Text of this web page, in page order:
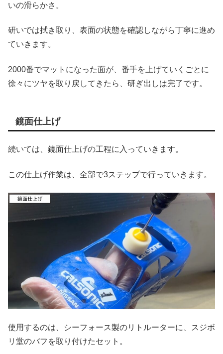
いの滑らかさ。
研いでは拭き取り、表面の状態を確認しながら丁寧に進め
ていきます。
2000番でマットになった面が、番手を上げていくごとに
徐々にツヤを取り戻してきたら、研ぎ出しは完了です。
鏡面仕上げ
続いては、鏡面仕上げの工程に入っていきます。
この仕上げ作業は、全部で3ステップで行っていきます。
使用するのは、シーフォース製のリトルーターに、スジボ
リ堂のバフを取り付けたセット。